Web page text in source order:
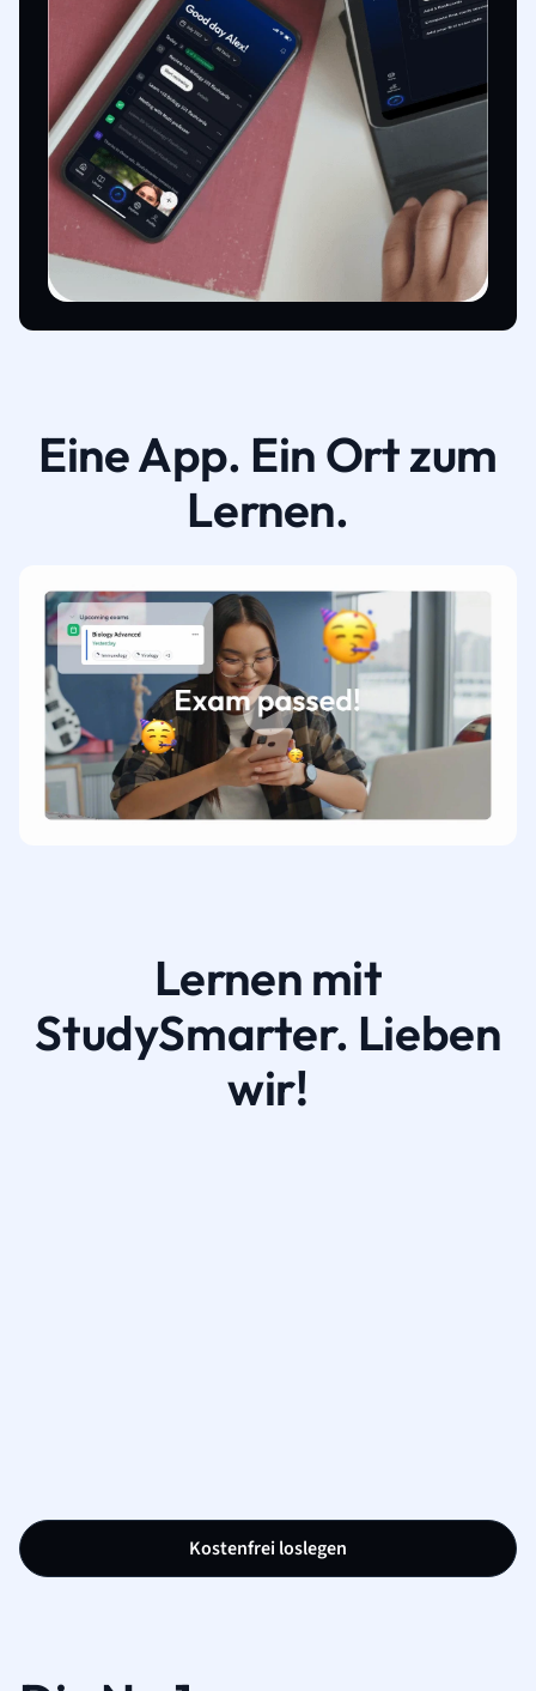
Eine App. Ein Ort zum
Lernen.
Lernen mit
StudySmarter. Lieben
wir!
Kostenfrei loslegen